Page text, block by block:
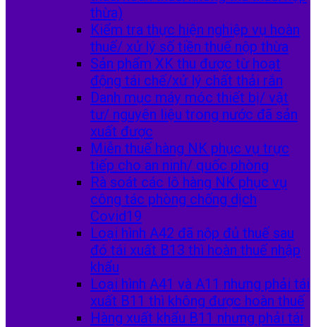
thừa)
Kiểm tra thực hiện nghiệp vụ hoàn
thuế/ xử lý số tiền thuế nộp thừa
Sản phẩm XK thu được từ hoạt
động tái chế/xử lý chất thải rắn
Danh mục máy móc thiết bị/ vật
tư/ nguyên liệu trong nước đã sản
xuất được
Miễn thuế hàng NK phục vụ trực
tiếp cho an ninh/ quốc phòng
Rà soát các lô hàng NK phục vụ
công tác phòng chống dịch
Covid19
Loại hình A42 đã nộp đủ thuế sau
đó tái xuất B13 thì hoàn thuế nhập
khẩu
Loại hình A41 và A11 nhưng phải tái
xuất B11 thì không được hoàn thuế
Hàng xuất khẩu B11 nhưng phải tái